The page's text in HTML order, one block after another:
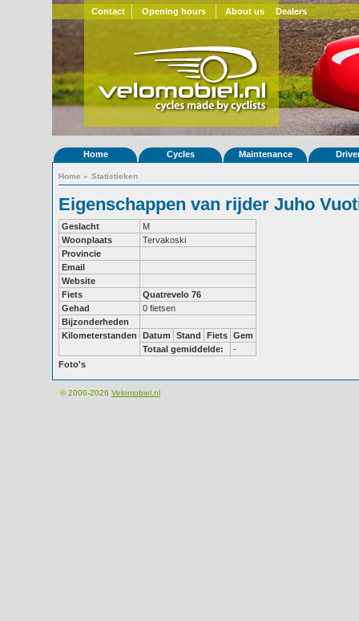
Contact Opening hours About us Dealers
Home Cycles Maintenance
Home » Statistieken
Eigenschappen van rijder Juho
Geslacht
M
Woonplaats
Tervakoski
Provincie
Email
Website
Fiets
Quatrevelo 76
Gehad
0 fietsen
Bijzonderheden
Kilometerstanden
Datum Stand Fiets Gem
Totaal gemiddelde:
-
Foto's
© 2000-2026 Velomobiel.nl